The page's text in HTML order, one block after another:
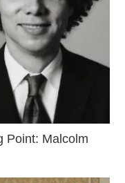
Point: Malcolm